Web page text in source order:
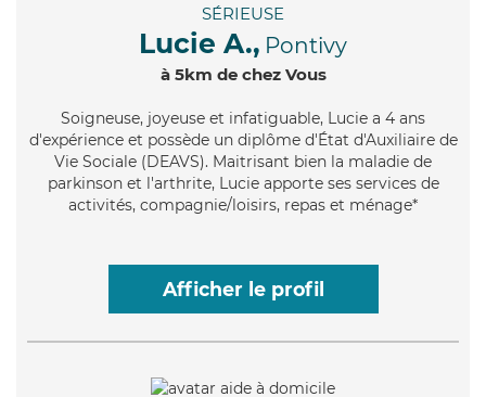
SÉRIEUSE
Lucie A., Pontivy
à 5km de chez Vous
Soigneuse, joyeuse et infatiguable, Lucie a 4 ans
d'expérience et possède un diplôme d'État d'Auxiliaire de
Vie Sociale (DEAVS). Maitrisant bien la maladie de
parkinson et l'arthrite, Lucie apporte ses services de
activités, compagnie/loisirs, repas et ménage*
Afficher le profil